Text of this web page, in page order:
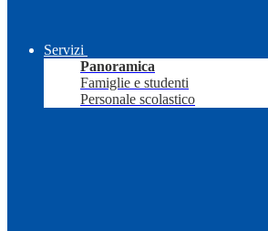
Servizi
Panoramica
Famiglie e studenti
Personale scolastico